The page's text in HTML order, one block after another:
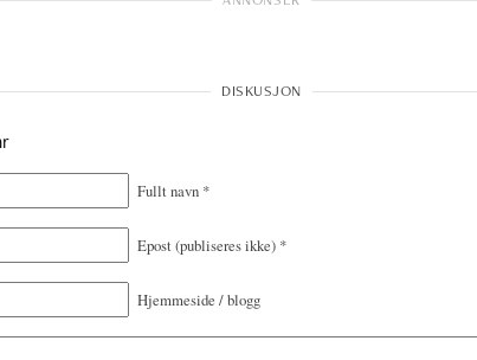
Fullt navn *
Epost(publiseres ikke) *
Hjemmeside / blogg